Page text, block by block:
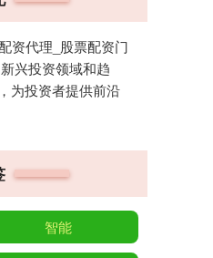
资代理_股票配资门
兴投资领域和趋
为投资者提供前沿
智能